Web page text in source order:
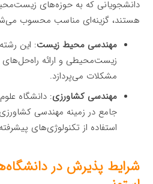
دانشجویانی که به حوزه‌های
هستند، گزینه‌ای مناسب محسوب
مهندسی محیط زیست: این
زیست‌محیطی و ارائه
مشکلات می‌پردازد.
مهندسی کشاورزی: دانشگاه
جامع در زمینه مهندسی
استفاده از تکنولوژی‌های
شرایط پذیرش در